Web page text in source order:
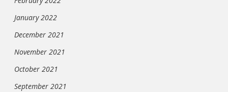
January 2022
December 2021
November 2021
October 2021
September 2021